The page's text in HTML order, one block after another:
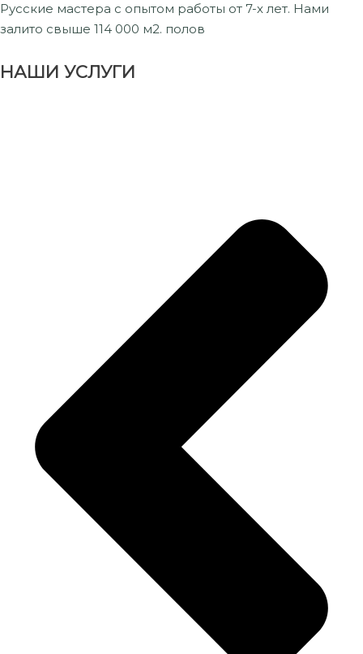
Русские мастера с опытом работы от 7-х лет. Нами
залито свыше 114 000 м2. полов
НАШИ УСЛУГИ